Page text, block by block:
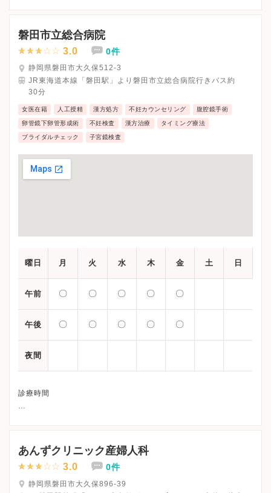
※日曜・祝日、休診
※完全予約制です。
※詳細はクリニックHPを確認、または直接お問い合わせくださ
磐田市立総合病院
3.0 0件
静岡県磐田市大久保512-3
JR東海道本線「磐田駅」より磐田市立総合病院行きバス約
30分
女医在籍 人工授精 漢方処方 不妊カウンセリング 腹腔鏡手術
卵管鏡下卵管形成術 不妊検査 漢方治療 タイミング療法
ブライダルチェック 子宮鏡検査
曜日 月 火 水 木 金 土 日
午前 〇 〇 〇 〇 〇
午後 〇 〇 〇 〇 〇
夜間
診療時間
あんずクリニック産婦人科
3.0 0件
静岡県磐田市大久保896-39